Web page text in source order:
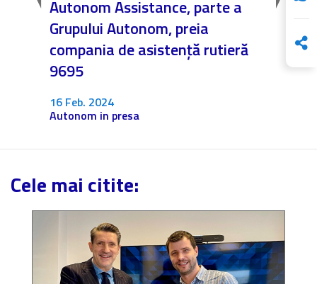
Autonom Assistance, parte a
Grupului Autonom, preia
compania de asistență rutieră
9695
16 Feb. 2024
Autonom in presa
Cele mai citite: